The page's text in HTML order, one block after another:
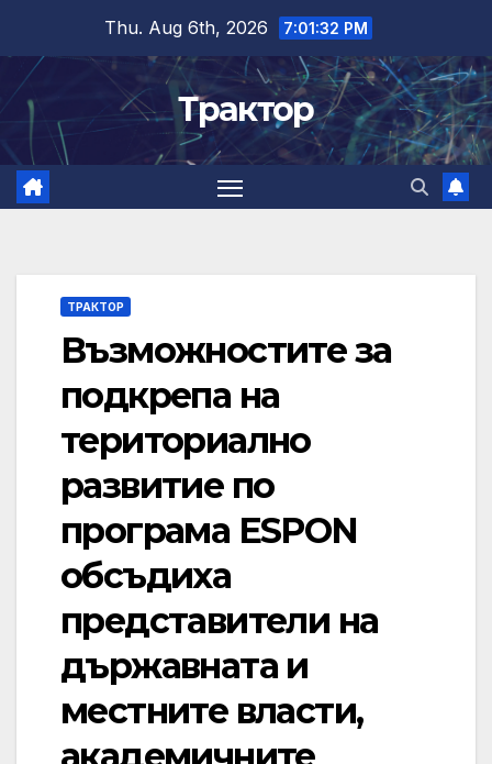
content
Thu. Aug 6th, 2026 7:01:33 PM
Трактор
ТРАКТОР
Възможностите за
подкрепа на
териториално
развитие по
програма ESPON
обсъдиха
представители на
държавната и
местните власти,